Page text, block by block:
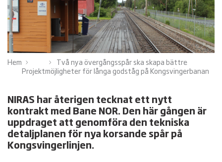
Hem
Projekt
Två nya övergångsspår ska skapa bättre
möjligheter för långa godståg på Kongsvingerbanan
NIRAS har återigen tecknat ett nytt
kontrakt med Bane NOR. Den här gången är
uppdraget att genomföra den tekniska
detaljplanen för nya korsande spår på
Kongsvingerlinjen.